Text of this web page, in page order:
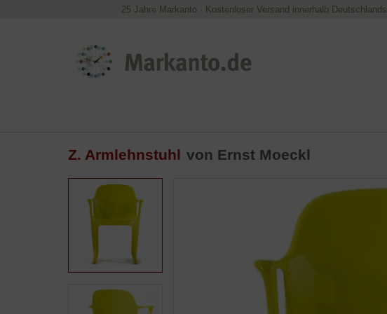
25 Jahre Markanto · Kostenloser Versand innerhalb Deutschlands
Z. Armlehnstuhl von Ernst Moeckl